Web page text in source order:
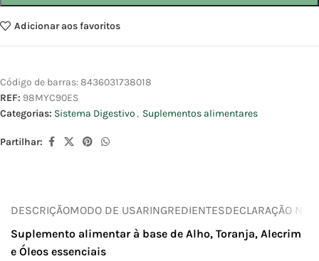
Adicionar aos favoritos
Código de barras:8436031738018
REF: 98MYC90ES
Categorias: Sistema Digestivo , Suplementos alimentares
Partilhar:
DESCRIÇÃOMODO DE USARINGREDIENTESDECLARAÇÃO
Suplemento alimentar à base de Alho, Toranja, Alecrim
e Óleos essenciais